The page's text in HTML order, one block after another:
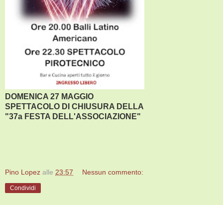
DOMENICA 27 MAGGIO
SPETTACOLO DI CHIUSURA DELLA
"37a FESTA DELL'ASSOCIAZIONE"
Pino Lopez alle 23:57 Nessun commento:
Condividi